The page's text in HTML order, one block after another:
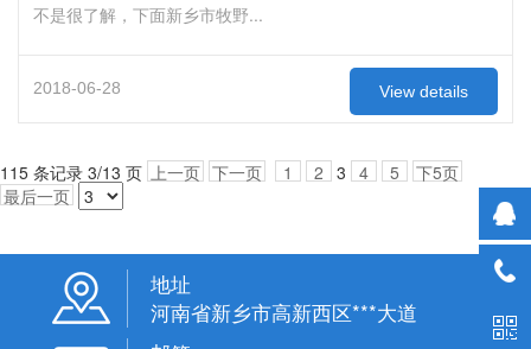
不是很了解，下面新乡市牧野...
2018-06-28 View details
115 条记录 3/13 页 上一页 下一页 1 2 3 4 5
下5页
最后一页
地址
河南省新乡市高新西区***大道